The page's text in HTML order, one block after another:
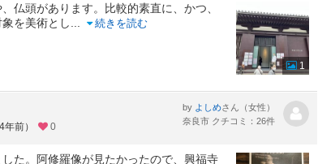
仏頭があります。比較的素直に、かつ、
を美術とし
続きを読む
1
前） 0
by よしめさん（女性）
奈良市 クチコミ：26件
た。阿修羅像が見たかったので、興福寺